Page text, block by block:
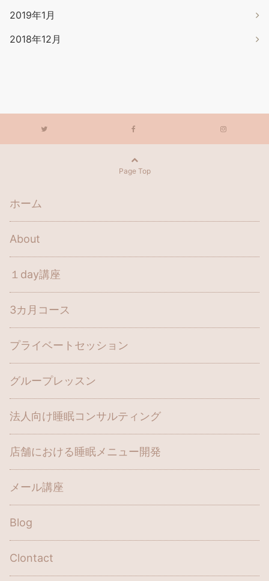
2019年1月
2018年12月
Page Top
ホーム
About
１day講座
3カ月コース
プライベートセッション
グループレッスン
法人向け睡眠コンサルティング
店舗における睡眠メニュー開発
メール講座
Blog
Clontact